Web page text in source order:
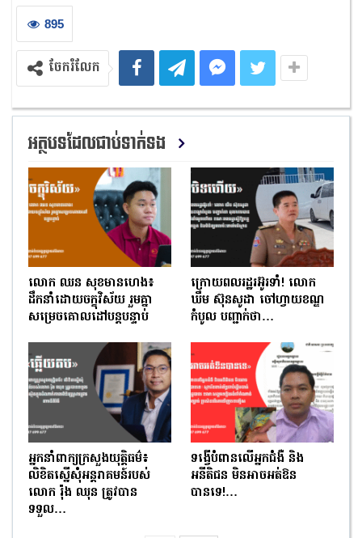
895
ចែករំលែក
អត្ថបទដែលជាប់ទាក់ទង
លោក ឈន សុខមានហេង៖
ដឹកនាំដោយចក្ខុវិស័យ រួមគ្នា
សម្រេចគោលដៅបន្តបន្ទាប់
ក្រោយពលរដ្ឋរអ៊ូរទាំ! លោក
ឃឹម ស៊ុនសូដា ចៅហ្វាយខណ្ឌ
កំបូល បញ្ជាក់ថា…
អ្នកនាំពាក្យក្រសួងយុត្តិធម៌៖
លិខិតស្នើសុំអន្តរាគមន៍របស់
លោក រ៉ុង ឈុន ត្រូវបាន
ទទួល…
ទង្វើបំពានលើអ្នកជំងឺ និង
អនីតិជន មិនអាចអត់ឱន
បានទេ!…